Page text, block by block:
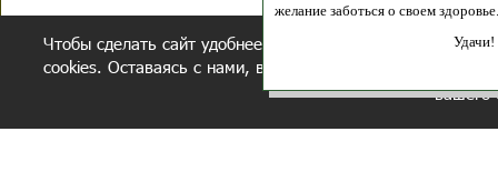
желание заботься о своем здоровье.
Удачи!
Чтобы сделать сайт удобнее, осуществляется обработка
cookies. Оставаясь с нами, вы соглашаетесь с нашей
вашего